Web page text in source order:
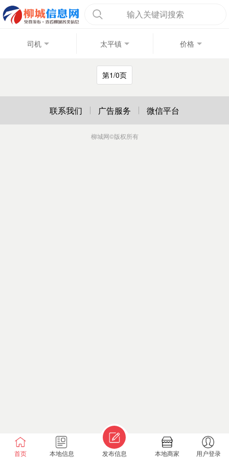
输入关键词搜索
司机 太平镇 价格
第1/0页
首页 本地信息 发布信息 本地商家 用户登录
联系我们 广告服务 微信平台
柳城网©版权所有